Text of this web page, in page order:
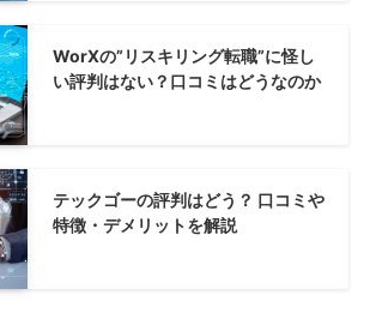
WorXの”リスキリング転職”に怪し
い評判はない？口コミはどうなのか
テックゴーの評判はどう？ 口コミや
特徴・デメリットを解説